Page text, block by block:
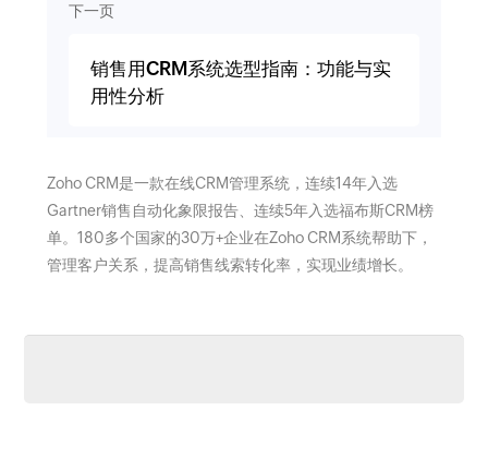
下一页
销售用CRM系统选型指南：功能与实
用性分析
Zoho CRM是一款在线CRM管理系统，连续14年入选
Gartner销售自动化象限报告、连续5年入选福布斯CRM榜
单。180多个国家的30万+企业在Zoho CRM系统帮助下，
管理客户关系，提高销售线索转化率，实现业绩增长。